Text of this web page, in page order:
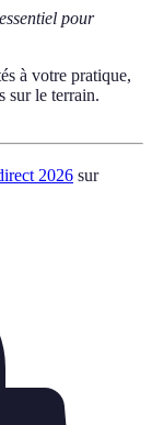
pour
à votre pratique,
sur le terrain.
2026 sur